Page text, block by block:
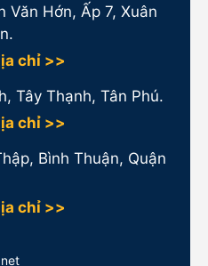
Văn Hớn, Ấp 7, Xuân
chỉ >>
Tây Thạnh, Tân Phú.
chỉ >>
Bình Thuận, Quận
chỉ >>